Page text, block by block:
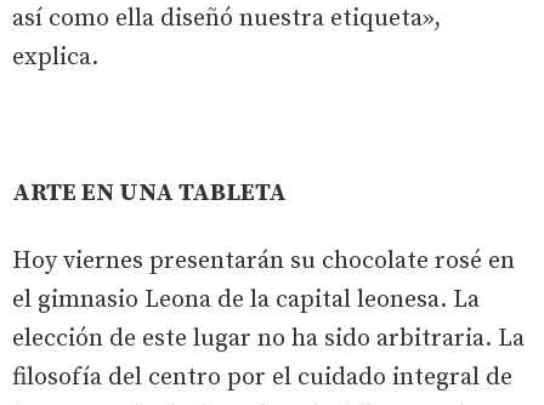
así como ella diseñó nuestra etiqueta»,
explica.
ARTE EN UNA TABLETA
Hoy viernes presentarán su chocolate rosé en
el gimnasio Leona de la capital leonesa. La
elección de este lugar no ha sido arbitraria. La
filosofía del centro por el cuidado integral de